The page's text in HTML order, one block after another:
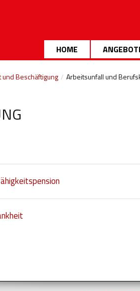
HOME
und Beschäftigung / Arbeitsunfall und